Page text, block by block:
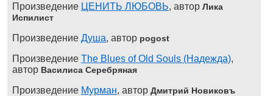
Произведение ЦЕНИТЬ ЛЮБОВЬ, автор Лика
Испилист
Произведение Душа, автор pogost
Произведение The Blues of Old Souls (Надежда),
автор Василиса Серебряная
Произведение Мурман, автор Дмитрий Новиковъ